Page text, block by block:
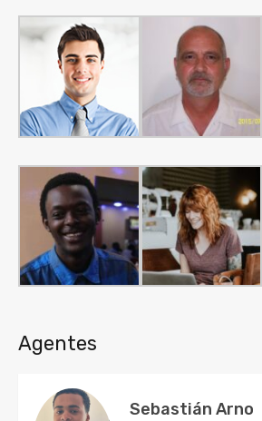
Agentes
Sebastián Arno